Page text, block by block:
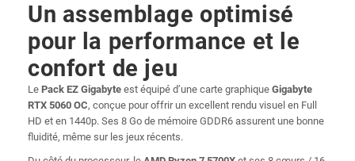
Un assemblage optimisé
pour la performance et le
confort de jeu
Le Pack EZ Gigabyte est équipé d’une carte graphique Gigabyte
RTX 5060 OC, conçue pour offrir un excellent rendu visuel en Full
HD et en 1440p. Ses 8 Go de mémoire GDDR6 assurent une bonne
fluidité, même sur les jeux récents.